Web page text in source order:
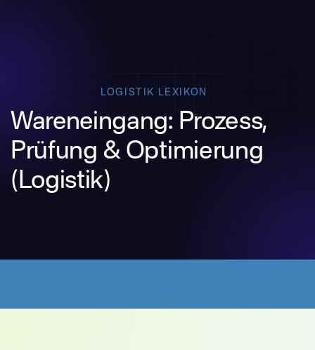
LOGISTIK LEXIKON
Wareneingang: Prozess,
Prüfung & Optimierung
(Logistik)